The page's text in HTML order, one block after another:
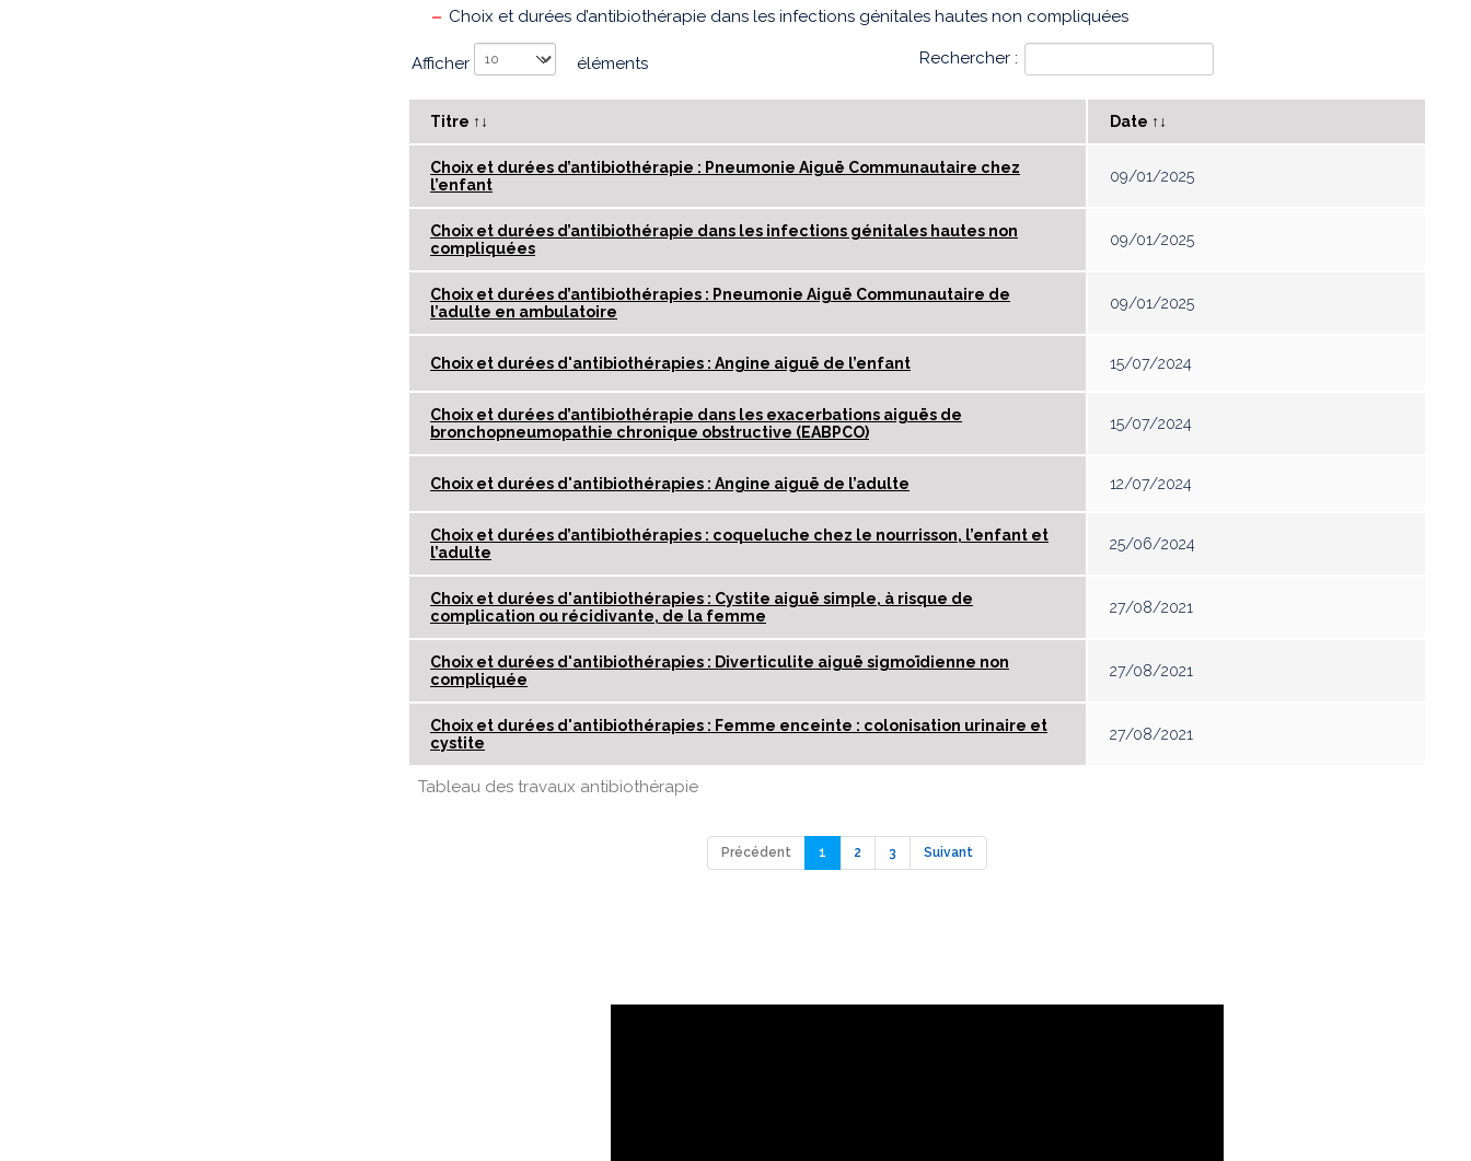
Choix et durées d’antibiothérapie dans les infections génitales hautes non compliquées
Afficher éléments Rechercher :
Tableau des travaux antibiothérapie
Titre ↑↓ Date ↑↓
Choix et durées d’antibiothérapie : Pneumonie Aiguë Communautaire chez
l’enfant
09/01/2025
Choix et durées d’antibiothérapie dans les infections génitales hautes non
compliquées
09/01/2025
Choix et durées d’antibiothérapies : Pneumonie Aiguë Communautaire de
l’adulte en ambulatoire
09/01/2025
Choix et durées d'antibiothérapies : Angine aiguë de l’enfant 15/07/2024
Choix et durées d’antibiothérapie dans les exacerbations aiguës de
bronchopneumopathie chronique obstructive (EABPCO)
15/07/2024
Choix et durées d'antibiothérapies : Angine aiguë de l’adulte 12/07/2024
Choix et durées d’antibiothérapies : coqueluche chez le nourrisson, l’enfant et
l’adulte
25/06/2024
Choix et durées d'antibiothérapies : Cystite aiguë simple, à risque de
complication ou récidivante, de la femme
27/08/2021
Choix et durées d'antibiothérapies : Diverticulite aiguë sigmoïdienne non
compliquée
27/08/2021
Choix et durées d'antibiothérapies : Femme enceinte : colonisation urinaire et
cystite
27/08/2021
Précédent 1 2 3 Suivant